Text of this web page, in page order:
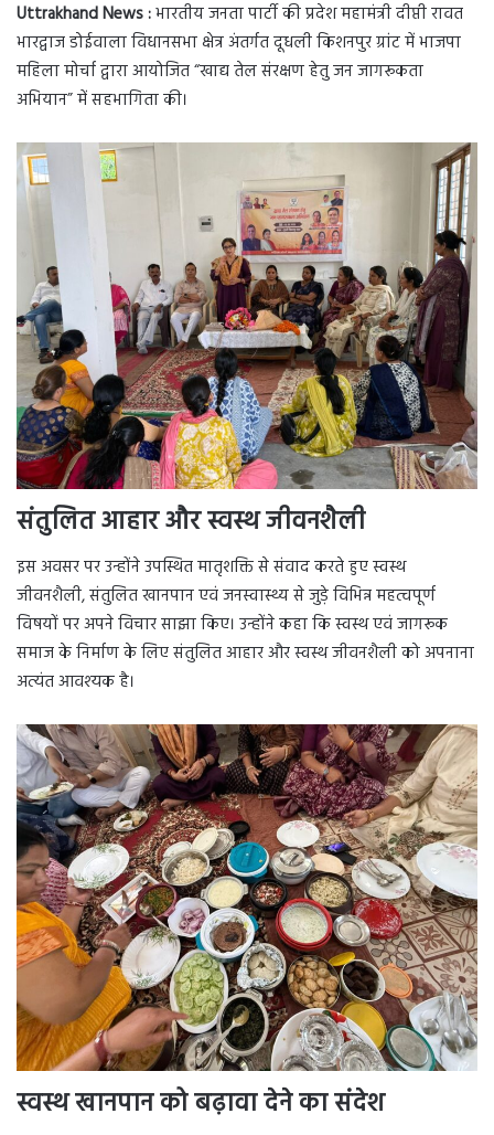
Uttrakhand News :भारतीय जनता पार्टी की प्रदेश महामंत्री दीप्ती रावत
भारद्वाज डोईवाला विधानसभा क्षेत्र अंतर्गत दूधली किशनपुर ग्रांट में भाजपा
महिला मोर्चा द्वारा आयोजित “खाद्य तेल संरक्षण हेतु जन जागरूकता
अभियान” में सहभागिता की।
संतुलित आहार और स्वस्थ जीवनशैली
इस अवसर पर उन्होंने उपस्थित मातृशक्ति से संवाद करते हुए स्वस्थ
जीवनशैली, संतुलित खानपान एवं जनस्वास्थ्य से जुड़े विभिन्न महत्वपूर्ण
विषयों पर अपने विचार साझा किए। उन्होंने कहा कि स्वस्थ एवं जागरूक
समाज के निर्माण के लिए संतुलित आहार और स्वस्थ जीवनशैली को अपनाना
अत्यंत आवश्यक है।
स्वस्थ खानपान को बढ़ावा देने का संदेश